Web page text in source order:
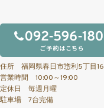
住所 福岡県春日市惣利5丁目16
営業時間 10:00～19:00
定休日 毎週月曜
駐車場 7台完備